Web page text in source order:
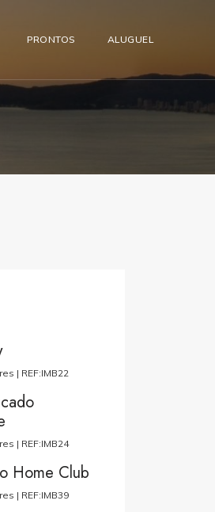
PRONTOS ALUGUEL
| REF:IMB22
| REF:IMB24
Home Club
| REF:IMB39